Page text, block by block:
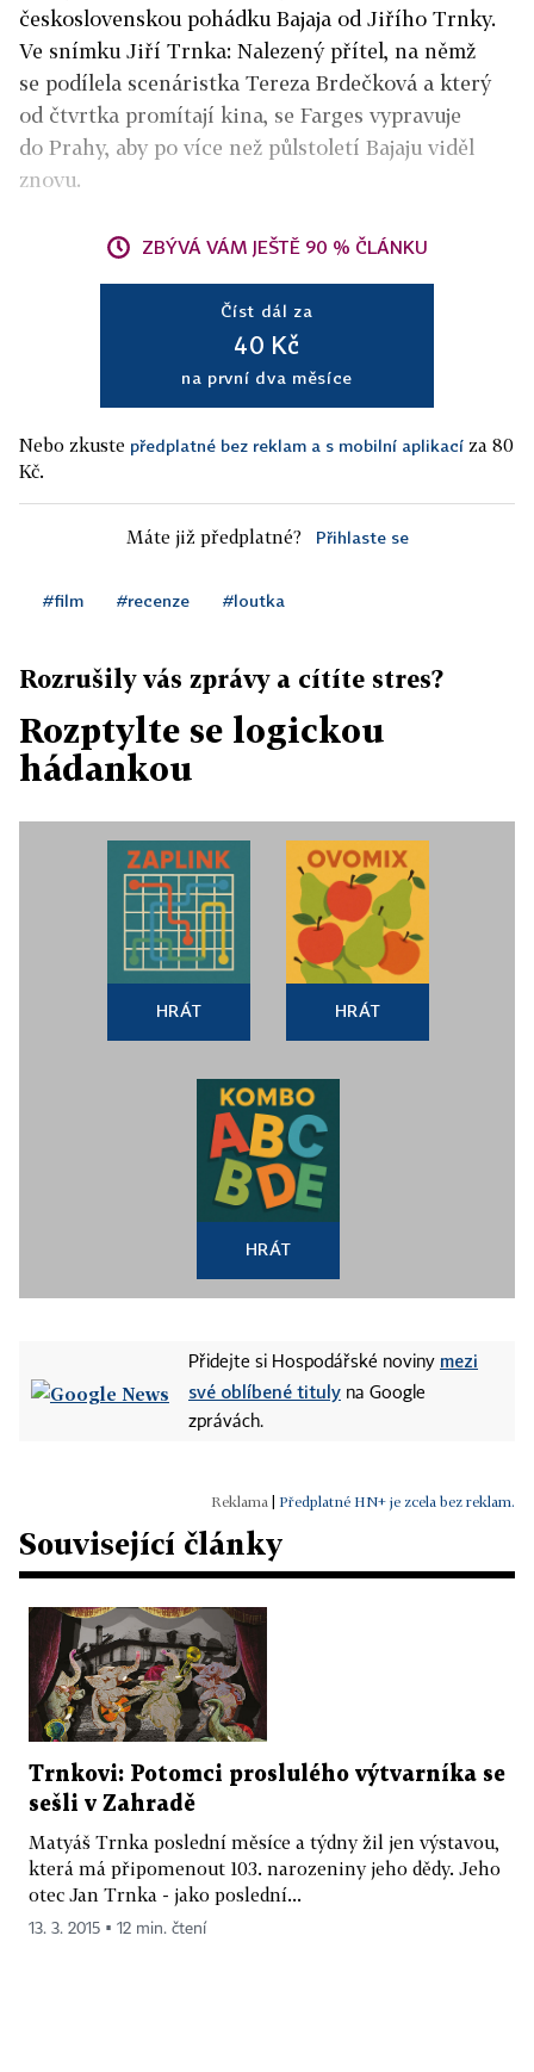
československou pohádku Bajaja od Jiřího Trnky.
Ve snímku Jiří Trnka: Nalezený přítel, na němž
se podílela scenáristka Tereza Brdečková a který
od čtvrtka promítají kina, se Farges vypravuje
do Prahy, aby po více než půlstoletí Bajaju viděl
znovu.
ZBÝVÁ VÁM JEŠTĚ 90 % ČLÁNKU
Číst dál za
40 Kč
na první dva měsíce
Nebo zkuste předplatné bez reklam a s mobilní aplikací za 80
Kč.
Máte již předplatné? Přihlaste se
#film #recenze #loutka
Rozrušily vás zprávy a cítíte stres?
Rozptylte se logickou
hádankou
HRÁT HRÁT
HRÁT
Přidejte si Hospodářské noviny mezi
své oblíbené tituly na Google
zprávách.
Předplatné HN+ je zcela bez reklam.
Související články
Trnkovi: Potomci proslulého výtvarníka se
sešli v Zahradě
Matyáš Trnka poslední měsíce a týdny žil jen výstavou,
která má připomenout 103. narozeniny jeho dědy. Jeho
otec Jan Trnka - jako poslední...
13. 3. 2015 ▪ 12 min. čtení